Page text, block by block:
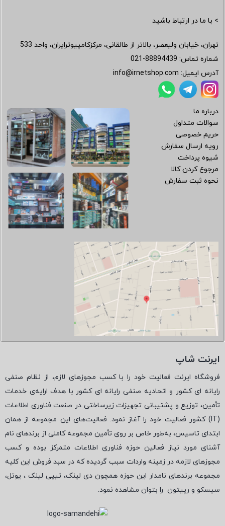
> با ما در ارتباط باشید
تهران، خیابان ولیعصر، بالاتر از طالقانی، مرکزکامپیوترایران، واحد 533
شماره تماس: 021-88894439
آدرس ایمیل: info@irnetshop.com
درباره ما
سوالات متداول
حریم خصوصی
رویه ارسال سفارش
شیوه پرداخت
مرجوع کردن کالا
نحوه ثبت سفارش
ایرنت شاپ
فروشگاه ایرنت فعالیت خود را با کسب مجوزهای لازم، از نظام صنفی
رایانه ای کشور و اتحادیه صنفی رایانه ای کشور با هدف ارایه‌ی خدمات
تأمین، توزیع و پشتیبانی تجهیزات زیرساختی در صنعت فناوری اطلاعات
(
IT) کشور فعالیت خود را آغاز نمود. فعالیت‌های این مجموعه از همان
ابتدای تاسیس، به‌طور خاص بر روی تأمین مجموعه کاملی از برندهای نام
آشنای مورد نیاز فعالین حوزه فناوری اطلاعات متمرکز بوده و کسب
مجوزهای لازمه در زمینه واردات سبب گردیده که در سبد فروش این کلیه
مجموعه برندهای نامدار این حوزه همچون دی لینک، تیپی لینک ، یوتل،
سیسکو و رپیتون را بتوان مشاهده نمود.